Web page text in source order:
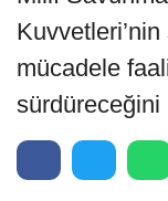
mücadele
sürdüreceğini